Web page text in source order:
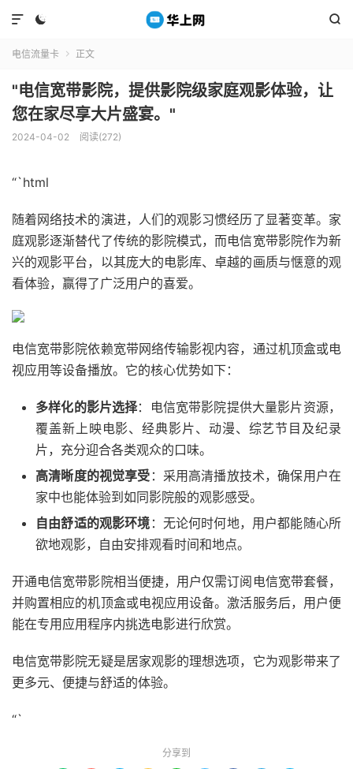
 

电信流量卡  正文
"电信宽带影院，提供影院级家庭观影体验，让
您在家尽享大片盛宴。"
2024-04-02 阅读(272)
“`html
随着网络技术的演进，人们的观影习惯经历了显著变革。家
庭观影逐渐替代了传统的影院模式，而电信宽带影院作为新
兴的观影平台，以其庞大的电影库、卓越的画质与惬意的观
看体验，赢得了广泛用户的喜爱。
电信宽带影院依赖宽带网络传输影视内容，通过机顶盒或电
视应用等设备播放。它的核心优势如下：
多样化的影片选择：电信宽带影院提供大量影片资源，
覆盖新上映电影、经典影片、动漫、综艺节目及纪录
片，充分迎合各类观众的口味。
高清晰度的视觉享受 ：采用高清播放技术，确保用户在
家中也能体验到如同影院般的观影感受。
自由舒适的观影环境 ：无论何时何地，用户都能随心所
欲地观影，自由安排观看时间和地点。
开通电信宽带影院相当便捷，用户仅需订阅电信宽带套餐，
并购置相应的机顶盒或电视应用设备。激活服务后，用户便
能在专用应用程序内挑选电影进行欣赏。
电信宽带影院无疑是居家观影的理想选项，它为观影带来了
更多元、便捷与舒适的体验。
“`
分享到